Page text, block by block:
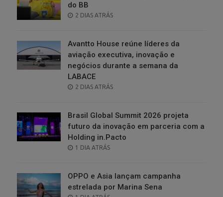
do BB
POSTED
2 DIAS ATRÁS
Avantto House reúne líderes da
aviação executiva, inovação e
negócios durante a semana da
LABACE
POSTED
2 DIAS ATRÁS
Brasil Global Summit 2026 projeta
futuro da inovação em parceria com a
Holding in.Pacto
POSTED
1 DIA ATRÁS
OPPO e Asia lançam campanha
estrelada por Marina Sena